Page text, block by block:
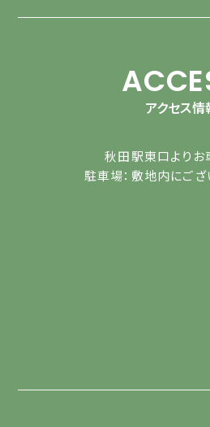
アクセス情
秋田駅東口よりお
駐車場：敷地内にござ